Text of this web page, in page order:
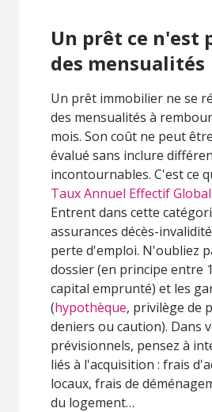
Un prêt ce n'est
des mensualités
Un prêt immobilier ne se
des mensualités à
mois. Son coût ne peut
évalué sans inclure
incontournables. C'est ce
Taux Annuel Effectif Global
Entrent dans cette
assurances décès-
perte d'emploi. N'oubliez
dossier (en principe entre
capital emprunté) et les
(hypothèque, privilège de
deniers ou caution). Dans
prévisionnels, pensez à
liés à l'acquisition : frais
locaux, frais de
du logement…